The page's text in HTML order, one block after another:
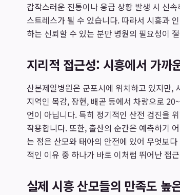
갑작스러운 진통이나 응급 상황 발생 시 신
스트레스가 될 수 있습니다. 따라서 시흥과
하는 신뢰할 수 있는 분만 병원의 필요성이
지리적 접근성: 시흥에서 가까
산본제일병원은 군포시에 위치하고 있지만,
지역인 목감, 장현, 배곧 등에서 차량으로
언이 아닙니다. 특히 정기적인 산전 검진을
작용합니다. 또한, 출산의 순간은 예측하기
는 점은 산모와 태아의 안전에 있어 무엇보
적인 이유 중 하나가 바로 이처럼 뛰어난 접
실제 시흥 산모들의 만족도 높